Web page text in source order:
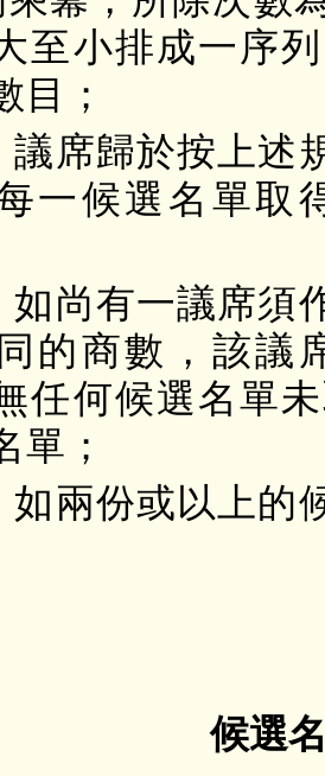
至小排成一序
目；
議席歸於按上
一候選名單取
如尚有一議席
的商數，該議
任何候選名單
單；
如兩份或以上
候選